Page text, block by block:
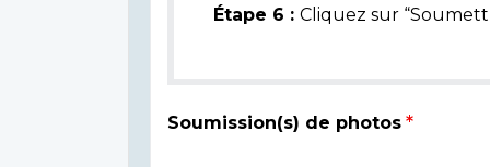
Étape 6 : Cliquez sur
Soumission(s) de photos